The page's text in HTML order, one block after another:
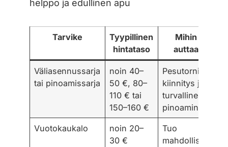
helppo ja edullinen apu
Tarvike
Tyypillinen
hintataso
Mihin
auttaa
Väliasennussarja
tai pinoamissarja
noin 40–
50 €, 80–
110 € tai
150–160 €
Pesutornin
kiinnitys ja
turvallinen
pinoaminen
Vuotokaukalo
noin 20–
30 €
Tuo
mahdollisen